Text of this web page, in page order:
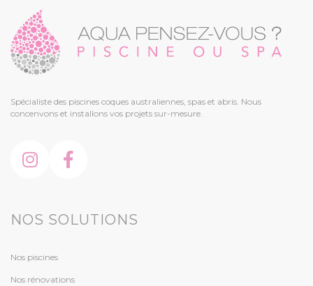
Spécialiste des piscines coques australiennes, spas et abris. Nous
concenvons et installons vos projets sur-mesure.
NOS SOLUTIONS
Nos piscines
Nos rénovations